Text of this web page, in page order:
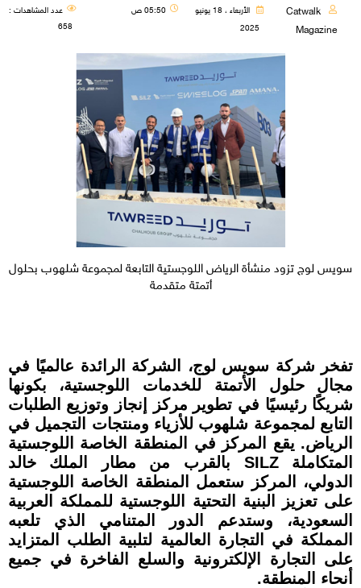
Catwalk
Magazine
الأربعاء ، 18 يونيو
2025
05:50 ص
عدد المشاهدات :
658
سويس لوج تزود منشأة الرياض اللوجستية التابعة لمجموعة شلهوب بحلول
أتمتة متقدمة
تفخر شركة سويس لوج، الشركة الرائدة عالميًا في
مجال حلول الأتمتة للخدمات اللوجستية، بكونها
شريكًا رئيسيًا في تطوير مركز إنجاز وتوزيع الطلبات
التابع لمجموعة شلهوب للأزياء ومنتجات التجميل في
الرياض. يقع المركز في المنطقة الخاصة اللوجستية
المتكاملة SILZ بالقرب من مطار الملك خالد
الدولي، المركز ستعمل المنطقة الخاصة اللوجستية
على تعزيز البنية التحتية اللوجستية للمملكة العربية
السعودية، وستدعم الدور المتنامي الذي تلعبه
المملكة في التجارة العالمية لتلبية الطلب المتزايد
على التجارة الإلكترونية والسلع الفاخرة في جميع
أنحاء المنطقة.